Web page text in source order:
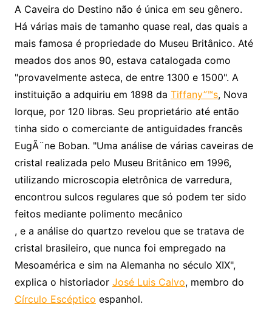
A Caveira do Destino não é única em seu gênero.
Há várias mais de tamanho quase real, das quais a
mais famosa é propriedade do Museu Britânico. Até
meados dos anos 90, estava catalogada como
"provavelmente asteca, de entre 1300 e 1500". A
instituição a adquiriu em 1898 da Tiffany”™s, Nova
Iorque, por 120 libras. Seu proprietário até então
tinha sido o comerciante de antiguidades francês
EugÃ¨ne Boban. "Uma análise de várias caveiras de
cristal realizada pelo Museu Britânico em 1996,
utilizando microscopia eletrônica de varredura,
encontrou sulcos regulares que só podem ter sido
feitos mediante polimento mecânico
, e a análise do quartzo revelou que se tratava de
cristal brasileiro, que nunca foi empregado na
Mesoamérica e sim na Alemanha no século XIX",
explica o historiador José Luis Calvo, membro do
Círculo Escéptico espanhol.